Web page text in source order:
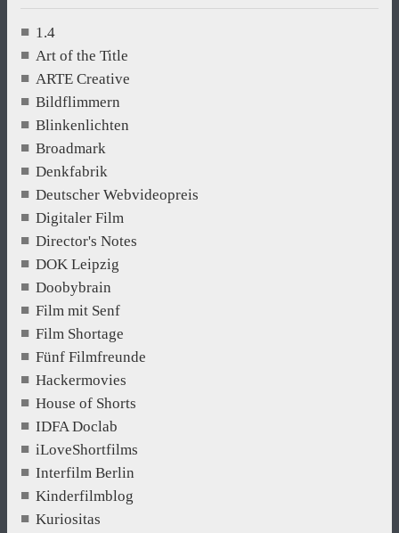
1.4
Art of the Title
ARTE Creative
Bildflimmern
Blinkenlichten
Broadmark
Denkfabrik
Deutscher Webvideopreis
Digitaler Film
Director's Notes
DOK Leipzig
Doobybrain
Film mit Senf
Film Shortage
Fünf Filmfreunde
Hackermovies
House of Shorts
IDFA Doclab
iLoveShortfilms
Interfilm Berlin
Kinderfilmblog
Kuriositas